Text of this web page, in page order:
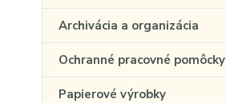
Archivácia a organizácia
Ochranné pracovné pomôcky
Papierové výrobky